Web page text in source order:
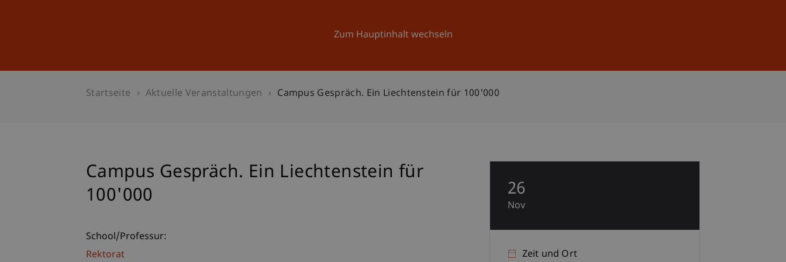
Zum Hauptinhalt wechseln
Universität Aktuelles
Startseite Aktuelle Veranstaltungen Campus Gespräch. Ein Liechtenstein für 100'000
Campus Gespräch. Ein Liechtenstein für
100'000
School/Professur:
Rektorat
26
Nov
Zeit und Ort